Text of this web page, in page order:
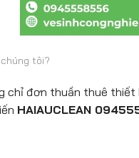
tôi?
chỉ đơn thuần thuê
HAIAUCLEAN